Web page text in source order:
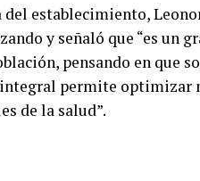
establecimiento,
y señaló que “es un
pensando en que
permite optimizar
de la salud”.